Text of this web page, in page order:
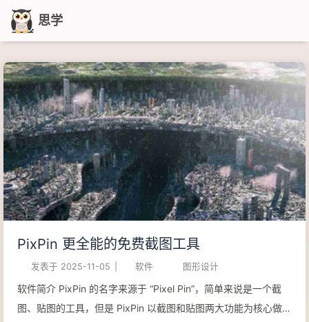
思学
PixPin 更全能的免费截图工具
发表于 2025-11-05 软件 图形设计
软件简介 PixPin 的名字来源于 “Pixel Pin”，简单来说是一个截
图、贴图的工具，但是 PixPin 以截图和贴图两大功能为核心做了